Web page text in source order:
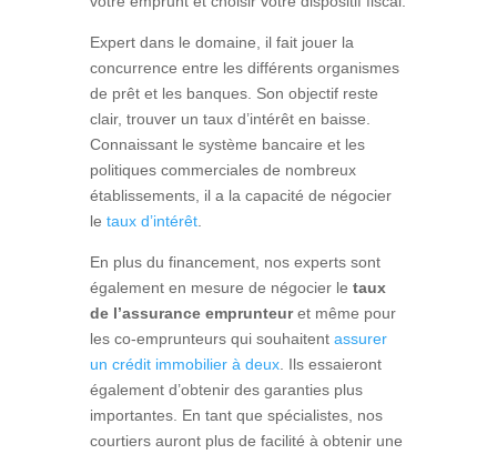
Expert dans le domaine, il fait jouer la
concurrence entre les différents organismes
de prêt et les banques. Son objectif reste
clair, trouver un taux d’intérêt en baisse.
Connaissant le système bancaire et les
politiques commerciales de nombreux
établissements, il a la capacité de négocier
le taux d’intérêt.
En plus du financement, nos experts sont
également en mesure de négocier le taux
de l’assurance emprunteur et même pour
les co-emprunteurs qui souhaitent assurer
un crédit immobilier à deux. Ils essaieront
également d’obtenir des garanties plus
importantes. En tant que spécialistes, nos
courtiers auront plus de facilité à obtenir une